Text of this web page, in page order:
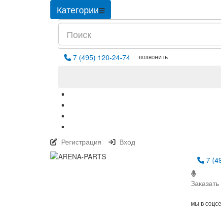
Категории
7 (495) 120-24-74 позвонить
Регистрация
Вход
7
мы в